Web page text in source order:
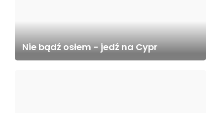
Nie bądź osłem - jedź na Cypr